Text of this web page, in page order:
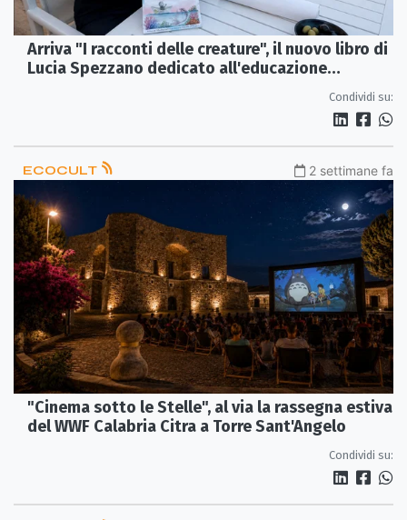
Arriva "I racconti delle creature", il nuovo libro di
Lucia Spezzano dedicato all'educazione
Condividi su:
ECOCULT 2 settimane fa
"Cinema sotto le Stelle", al via la rassegna estiva
del WWF Calabria Citra a Torre Sant'Angelo
Condividi su: